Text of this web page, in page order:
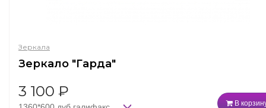
Зеркала
Зеркало "Гарда"
3 100 ₽
В